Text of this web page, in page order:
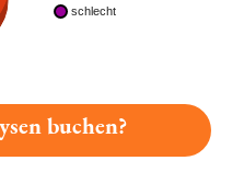
schlecht
buchen?